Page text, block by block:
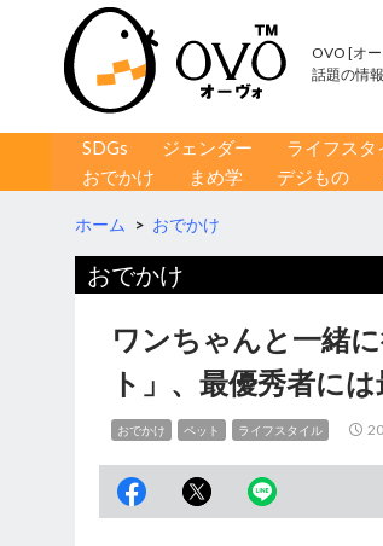
OVO [オ
話題の情
コンテンツへ移動
SDGs ジェンダー ライフスタ
おでかけ
まめ学 デジもの
ホーム > おでかけ
おでかけ
ワンちゃんと一緒
ト」、最優秀者に
おでかけ ペット ライフスタイル